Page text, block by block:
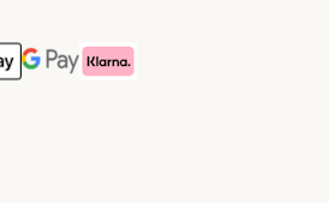
MethodMethod
Pay Payment Method
Google Pay Payment Method
Klarna Payment Method